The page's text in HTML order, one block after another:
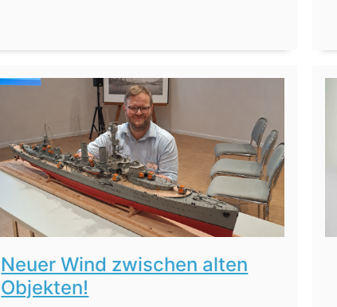
Neuer Wind zwischen alten
Objekten!